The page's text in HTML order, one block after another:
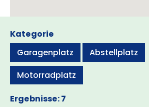
Kategorie
Garagenplatz
Abstellplatz
Motorradplatz
Ergebnisse: 7